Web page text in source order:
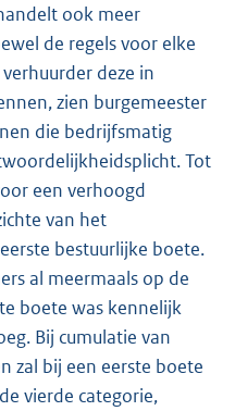
ook meer
de regels voor elke
deze in
zien burgemeester
die bedrijfsmatig
Tot
een verhoogd
van het
bestuurlijke boete.
al meermaals op de
boete was kennelijk
Bij cumulatie van
zal bij een eerste boete
vierde categorie,